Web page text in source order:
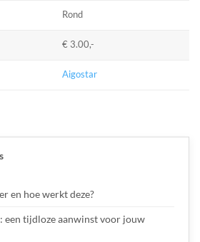
Rond
€ 3.00,-
Aigostar
en hoe werkt deze?
een tijdloze aanwinst voor jouw